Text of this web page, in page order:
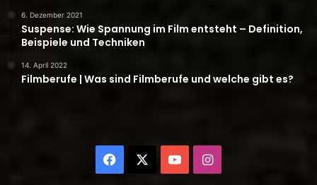
6. Dezember 2021
Suspense: Wie Spannung im Film entsteht – Definition,
Beispiele und Techniken
14. April 2022
Filmberufe | Was sind Filmberufe und welche gibt es?
Facebook YouTubeInstagram